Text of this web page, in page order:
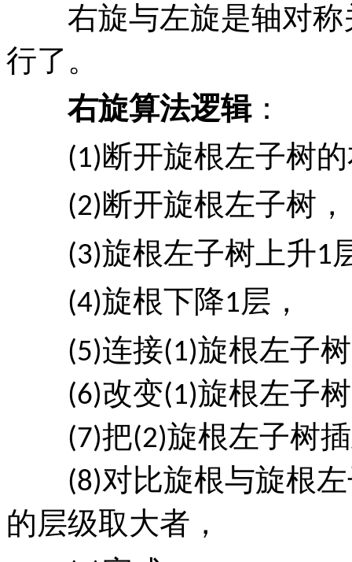
右旋与左旋是轴对称
行了。
右旋算法逻辑：
(1)断开旋根左子树
(2)断开旋根左子树，
(3)旋根左子树上升1
(4)旋根下降1层，
(5)连接(1)旋根左子
(6)改变(1)旋根左子
(7)把(2)旋根左子树
(8)对比旋根与旋根
的层级取大者，